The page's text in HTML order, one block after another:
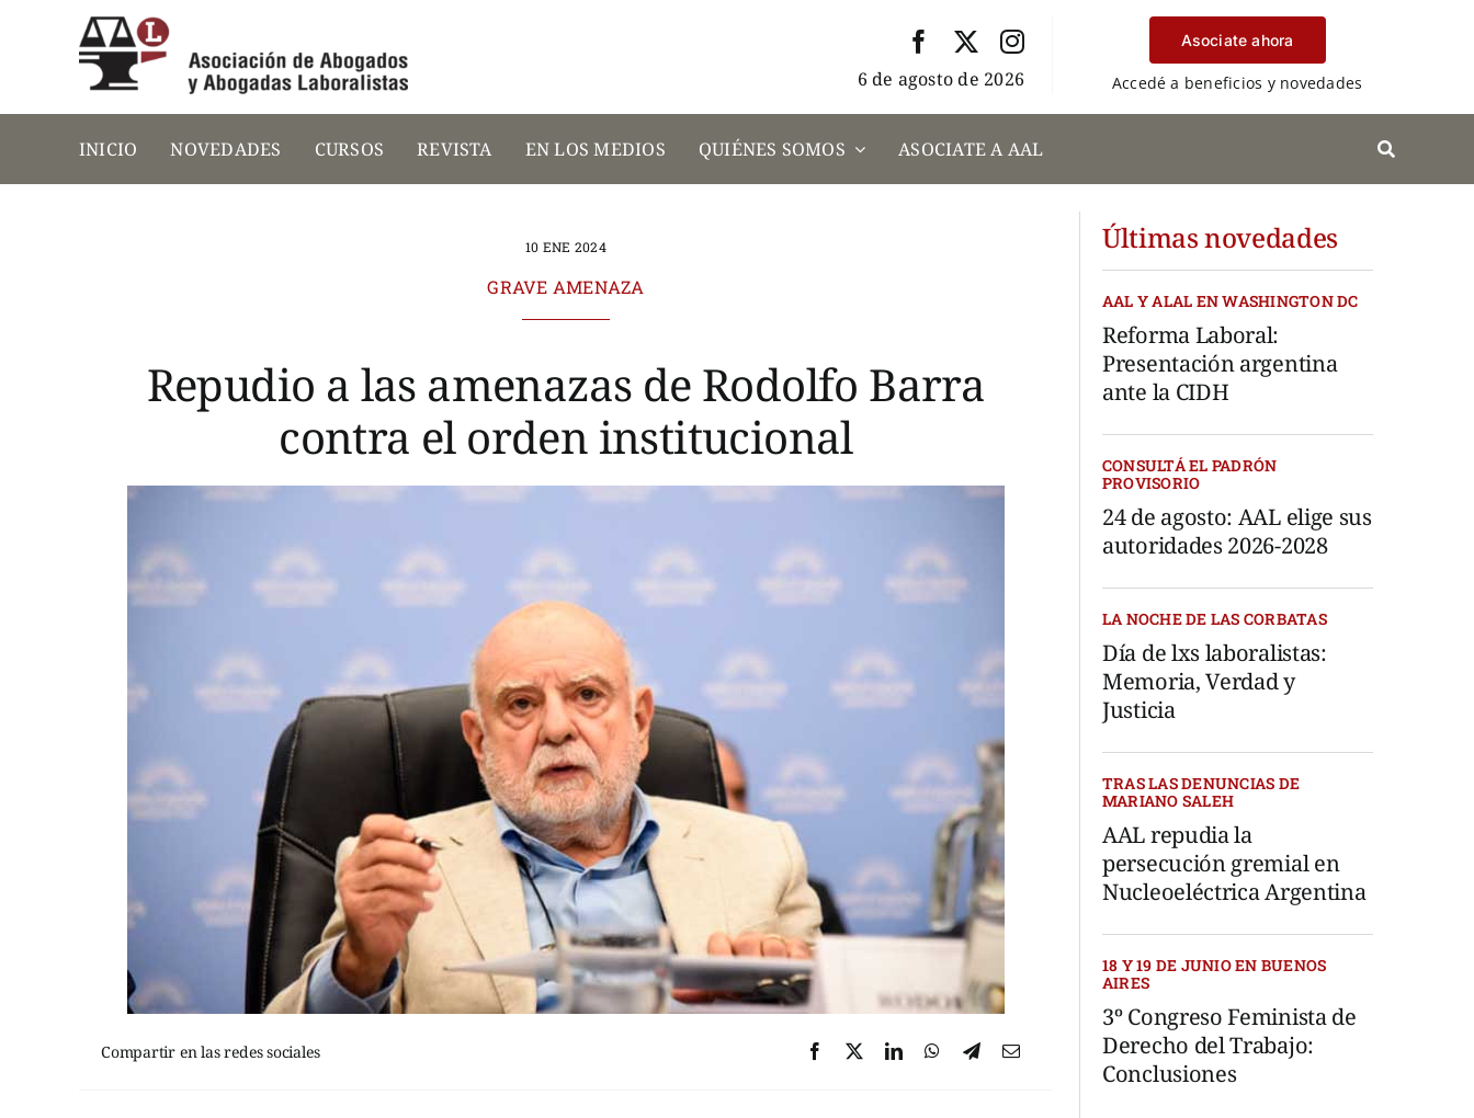
6 de agosto de 2026
Asociate ahora
Accedé a beneficios y novedades
INICIO NOVEDADES CURSOS REVISTA EN LOS MEDIOS QUIÉNES SOMOS ASOCIATE A AAL
10 ENE 2024
GRAVE AMENAZA
Repudio a las amenazas de Rodolfo Barra
contra el orden institucional
Compartir en las redes sociales
Últimas novedades
AAL Y ALAL EN WASHINGTON DC
Reforma Laboral:
Presentación argentina
ante la CIDH
CONSULTÁ EL PADRÓN
PROVISORIO
24 de agosto: AAL elige sus
autoridades 2026-2028
LA NOCHE DE LAS CORBATAS
Día de lxs laboralistas:
Memoria, Verdad y
Justicia
TRAS LAS DENUNCIAS DE
MARIANO SALEH
AAL repudia la
persecución gremial en
Nucleoeléctrica Argentina
18 Y 19 DE JUNIO EN BUENOS
AIRES
3º Congreso Feminista de
Derecho del Trabajo:
Conclusiones